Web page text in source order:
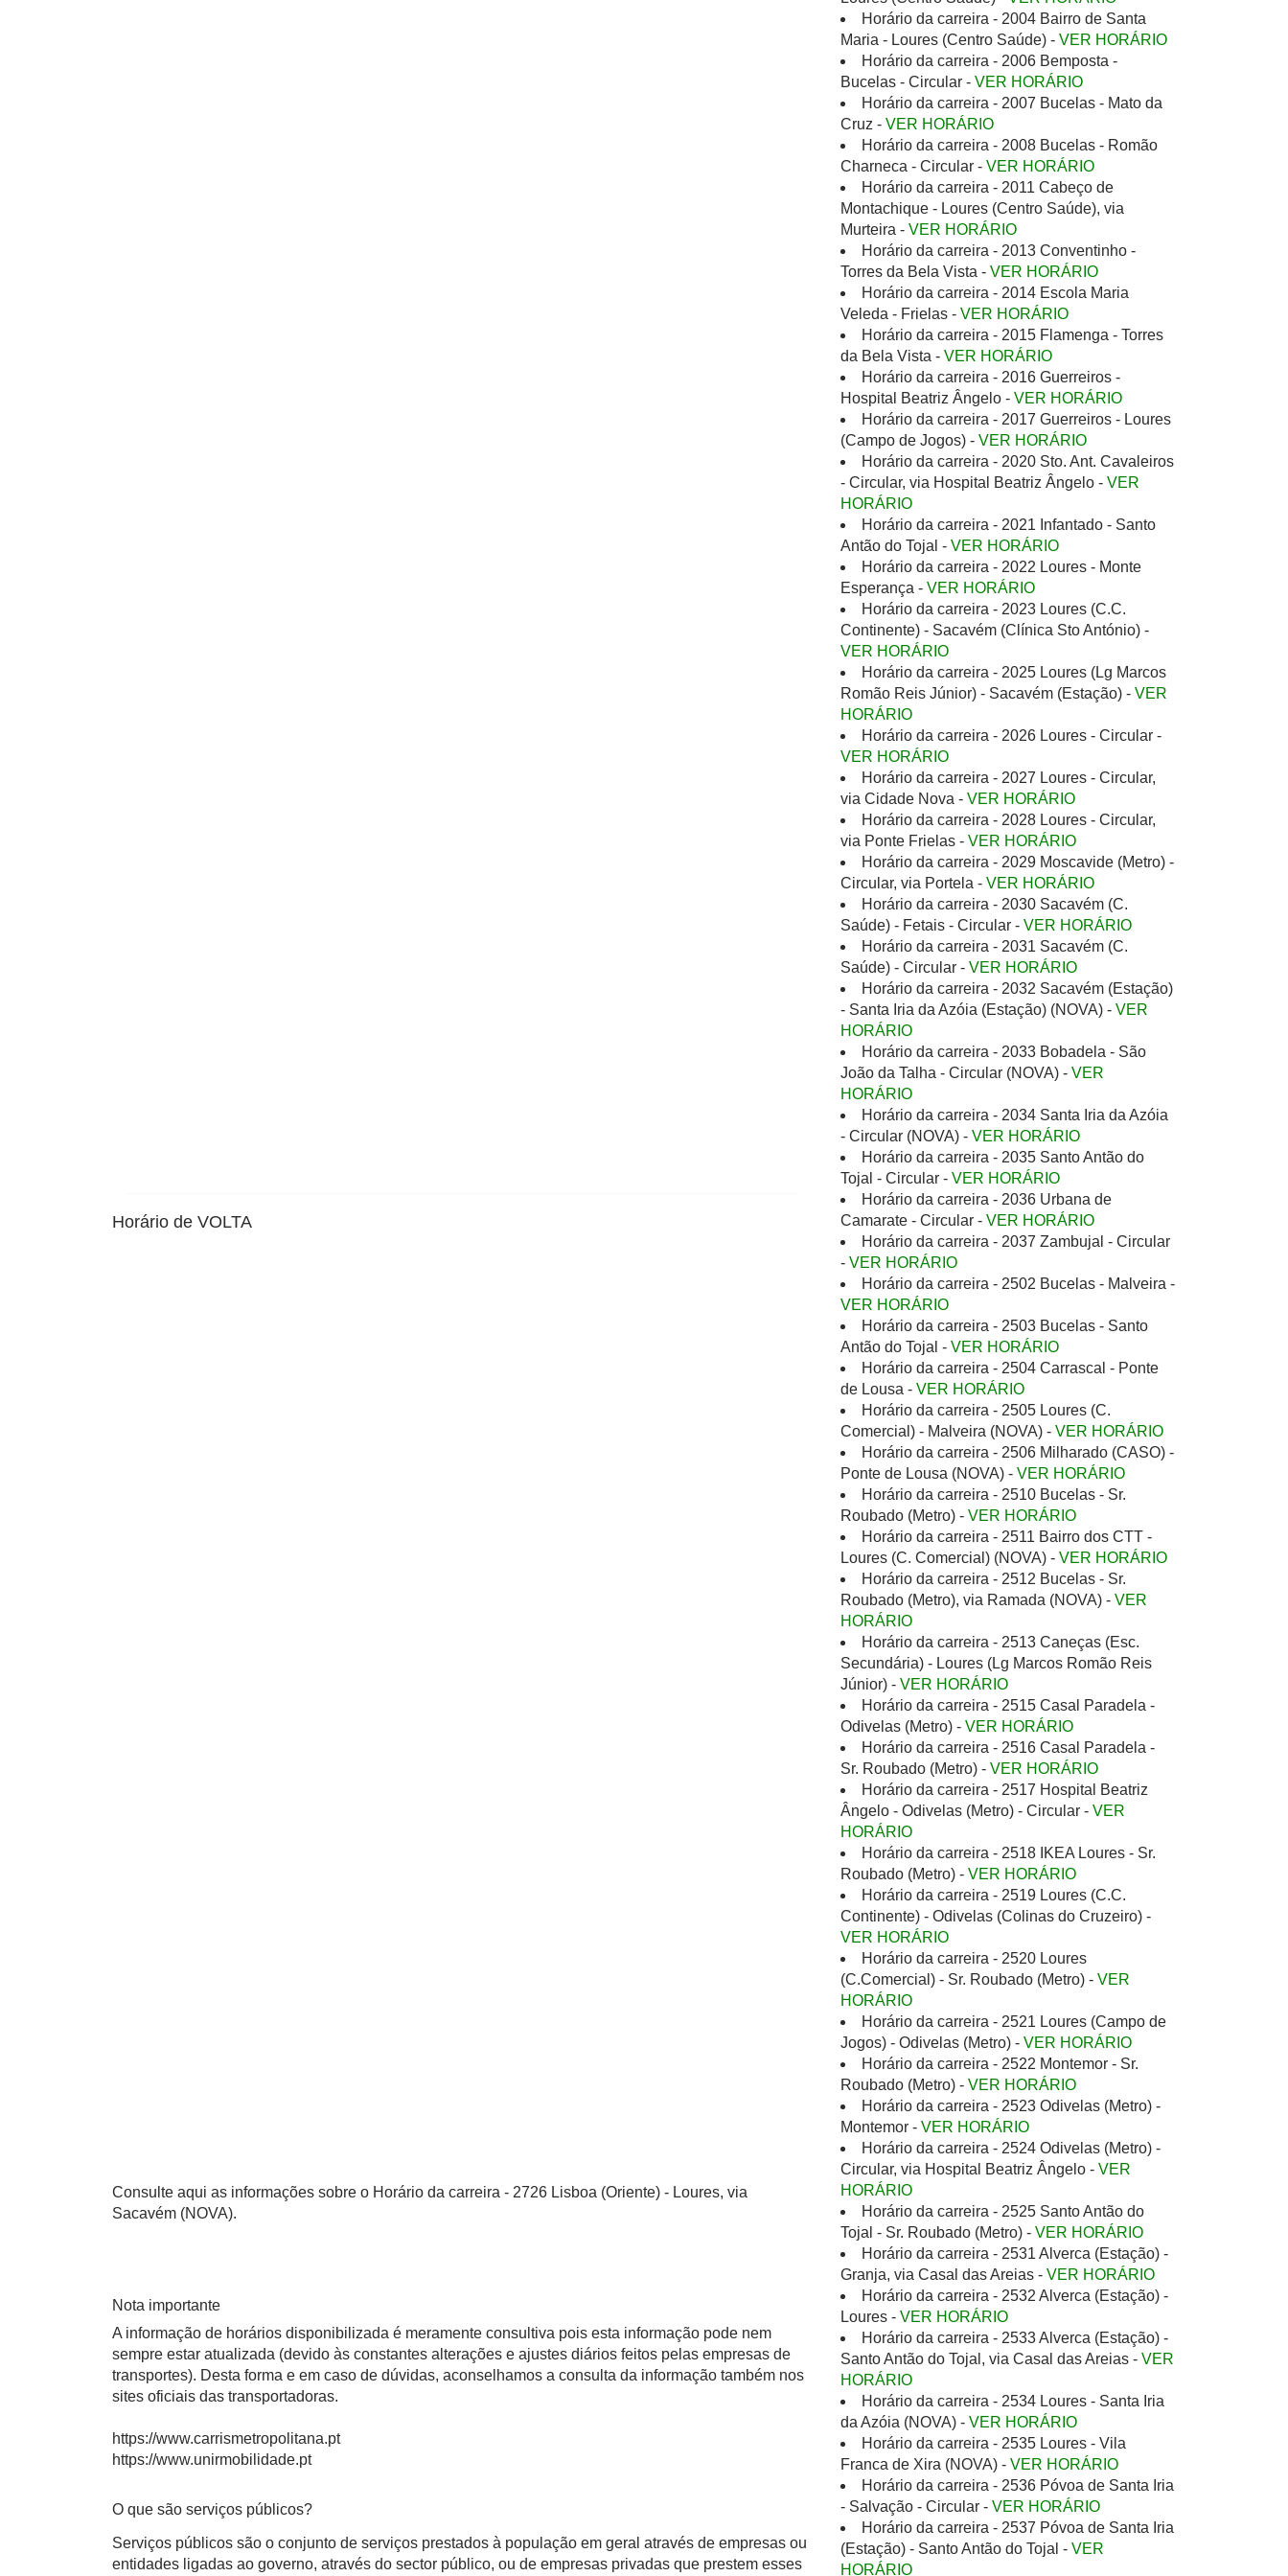
Horário de VOLTA
Consulte aqui as informações sobre o Horário da carreira - 2726 Lisboa (Oriente) - Loures, via
Sacavém (NOVA).
Nota importante
A informação de horários disponibilizada é meramente consultiva pois esta informação pode nem
sempre estar atualizada (devido às constantes alterações e ajustes diários feitos pelas empresas de
transportes). Desta forma e em caso de dúvidas, aconselhamos a consulta da informação também nos
sites oficiais das transportadoras.
https://www.carrismetropolitana.pt
https://www.unirmobilidade.pt
O que são serviços públicos?
Serviços públicos são o conjunto de serviços prestados à população em geral através de empresas ou
entidades ligadas ao governo, através do sector público, ou de empresas privadas que prestem esses
Horário da carreira - 2004 Bairro de Santa
Maria - Loures (Centro Saúde) - VER HORÁRIO
Horário da carreira - 2006 Bemposta -
Bucelas - Circular - VER HORÁRIO
Horário da carreira - 2007 Bucelas - Mato da
Cruz - VER HORÁRIO
Horário da carreira - 2008 Bucelas - Romão
Charneca - Circular - VER HORÁRIO
Horário da carreira - 2011 Cabeço de
Montachique - Loures (Centro Saúde), via
Murteira - VER HORÁRIO
Horário da carreira - 2013 Conventinho -
Torres da Bela Vista - VER HORÁRIO
Horário da carreira - 2014 Escola Maria
Veleda - Frielas - VER HORÁRIO
Horário da carreira - 2015 Flamenga - Torres
da Bela Vista - VER HORÁRIO
Horário da carreira - 2016 Guerreiros -
Hospital Beatriz Ângelo - VER HORÁRIO
Horário da carreira - 2017 Guerreiros - Loures
(Campo de Jogos) - VER HORÁRIO
Horário da carreira - 2020 Sto. Ant. Cavaleiros
- Circular, via Hospital Beatriz Ângelo - VER
HORÁRIO
Horário da carreira - 2021 Infantado - Santo
Antão do Tojal - VER HORÁRIO
Horário da carreira - 2022 Loures - Monte
Esperança - VER HORÁRIO
Horário da carreira - 2023 Loures (C.C.
Continente) - Sacavém (Clínica Sto António) -
VER HORÁRIO
Horário da carreira - 2025 Loures (Lg Marcos
Romão Reis Júnior) - Sacavém (Estação) - VER
HORÁRIO
Horário da carreira - 2026 Loures - Circular -
VER HORÁRIO
Horário da carreira - 2027 Loures - Circular,
via Cidade Nova - VER HORÁRIO
Horário da carreira - 2028 Loures - Circular,
via Ponte Frielas - VER HORÁRIO
Horário da carreira - 2029 Moscavide (Metro) -
Circular, via Portela - VER HORÁRIO
Horário da carreira - 2030 Sacavém (C.
Saúde) - Fetais - Circular - VER HORÁRIO
Horário da carreira - 2031 Sacavém (C.
Saúde) - Circular - VER HORÁRIO
Horário da carreira - 2032 Sacavém (Estação)
- Santa Iria da Azóia (Estação) (NOVA) - VER
HORÁRIO
Horário da carreira - 2033 Bobadela - São
João da Talha - Circular (NOVA) - VER
HORÁRIO
Horário da carreira - 2034 Santa Iria da Azóia
- Circular (NOVA) - VER HORÁRIO
Horário da carreira - 2035 Santo Antão do
Tojal - Circular - VER HORÁRIO
Horário da carreira - 2036 Urbana de
Camarate - Circular - VER HORÁRIO
Horário da carreira - 2037 Zambujal - Circular
- VER HORÁRIO
Horário da carreira - 2502 Bucelas - Malveira -
VER HORÁRIO
Horário da carreira - 2503 Bucelas - Santo
Antão do Tojal - VER HORÁRIO
Horário da carreira - 2504 Carrascal - Ponte
de Lousa - VER HORÁRIO
Horário da carreira - 2505 Loures (C.
Comercial) - Malveira (NOVA) - VER HORÁRIO
Horário da carreira - 2506 Milharado (CASO) -
Ponte de Lousa (NOVA) - VER HORÁRIO
Horário da carreira - 2510 Bucelas - Sr.
Roubado (Metro) - VER HORÁRIO
Horário da carreira - 2511 Bairro dos CTT -
Loures (C. Comercial) (NOVA) - VER HORÁRIO
Horário da carreira - 2512 Bucelas - Sr.
Roubado (Metro), via Ramada (NOVA) - VER
HORÁRIO
Horário da carreira - 2513 Caneças (Esc.
Secundária) - Loures (Lg Marcos Romão Reis
Júnior) - VER HORÁRIO
Horário da carreira - 2515 Casal Paradela -
Odivelas (Metro) - VER HORÁRIO
Horário da carreira - 2516 Casal Paradela -
Sr. Roubado (Metro) - VER HORÁRIO
Horário da carreira - 2517 Hospital Beatriz
Ângelo - Odivelas (Metro) - Circular - VER
HORÁRIO
Horário da carreira - 2518 IKEA Loures - Sr.
Roubado (Metro) - VER HORÁRIO
Horário da carreira - 2519 Loures (C.C.
Continente) - Odivelas (Colinas do Cruzeiro) -
VER HORÁRIO
Horário da carreira - 2520 Loures
(C.Comercial) - Sr. Roubado (Metro) - VER
HORÁRIO
Horário da carreira - 2521 Loures (Campo de
Jogos) - Odivelas (Metro) - VER HORÁRIO
Horário da carreira - 2522 Montemor - Sr.
Roubado (Metro) - VER HORÁRIO
Horário da carreira - 2523 Odivelas (Metro) -
Montemor - VER HORÁRIO
Horário da carreira - 2524 Odivelas (Metro) -
Circular, via Hospital Beatriz Ângelo - VER
HORÁRIO
Horário da carreira - 2525 Santo Antão do
Tojal - Sr. Roubado (Metro) - VER HORÁRIO
Horário da carreira - 2531 Alverca (Estação) -
Granja, via Casal das Areias - VER HORÁRIO
Horário da carreira - 2532 Alverca (Estação) -
Loures - VER HORÁRIO
Horário da carreira - 2533 Alverca (Estação) -
Santo Antão do Tojal, via Casal das Areias - VER
HORÁRIO
Horário da carreira - 2534 Loures - Santa Iria
da Azóia (NOVA) - VER HORÁRIO
Horário da carreira - 2535 Loures - Vila
Franca de Xira (NOVA) - VER HORÁRIO
Horário da carreira - 2536 Póvoa de Santa Iria
- Salvação - Circular - VER HORÁRIO
Horário da carreira - 2537 Póvoa de Santa Iria
(Estação) - Santo Antão do Tojal - VER
HORÁRIO